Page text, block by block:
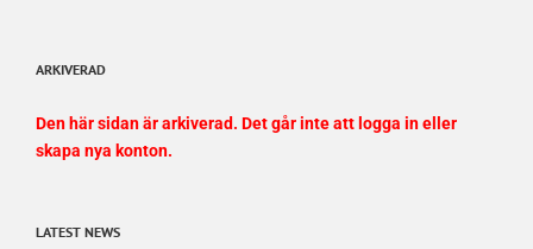
ARKIVERAD
Den här sidan är arkiverad. Det går inte att logga in eller
skapa nya konton.
LATEST NEWS